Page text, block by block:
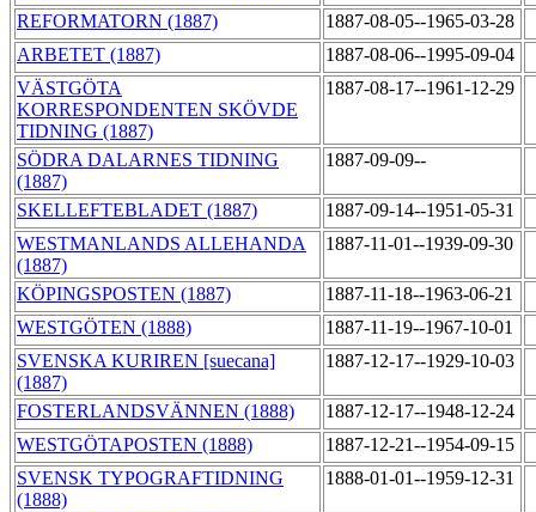
REFORMATORN (1887)
1887-08-05--1965-03-28
ARBETET (1887)
1887-08-06--1995-09-04
VÄSTGÖTA
KORRESPONDENTEN SKÖVDE
TIDNING (1887)
1887-08-17--1961-12-29
SÖDRA DALARNES TIDNING
(1887)
1887-09-09--
SKELLEFTEBLADET (1887)
1887-09-14--1951-05-31
WESTMANLANDS ALLEHANDA
(1887)
1887-11-01--1939-09-30
KÖPINGSPOSTEN (1887)
1887-11-18--1963-06-21
WESTGÖTEN (1888)
1887-11-19--1967-10-01
SVENSKA KURIREN [suecana]
(1887)
1887-12-17--1929-10-03
FOSTERLANDSVÄNNEN (1888)
1887-12-17--1948-12-24
WESTGÖTAPOSTEN (1888)
1887-12-21--1954-09-15
SVENSK TYPOGRAFTIDNING
(1888)
1888-01-01--1959-12-31